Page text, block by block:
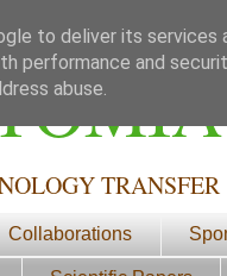
TRANSFER
Collaborations
to deliver its services
performance and
abuse.